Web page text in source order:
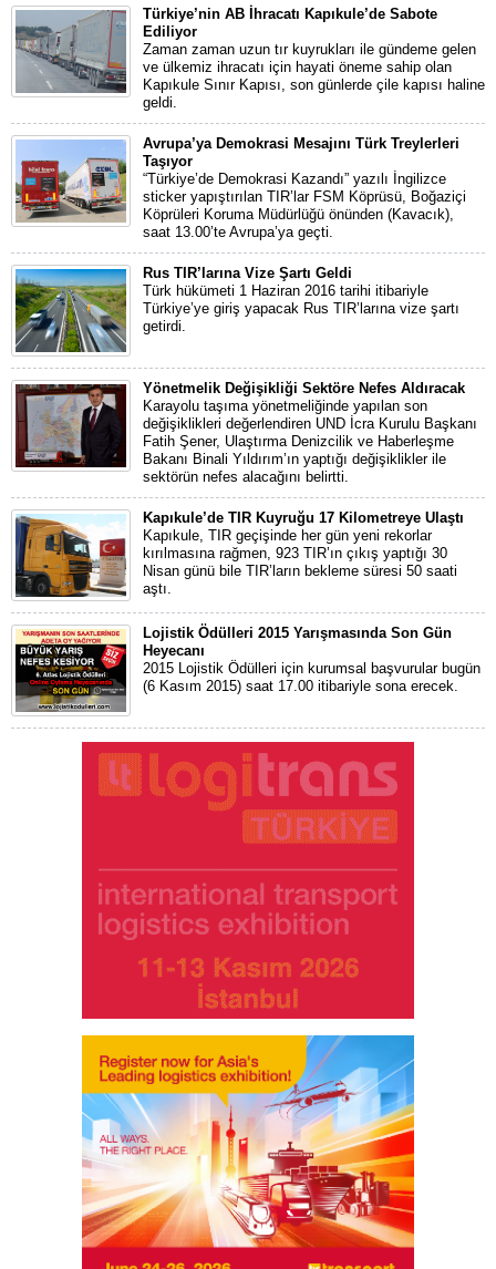
Türkiye’nin AB İhracatı Kapıkule’de Sabote
Ediliyor
Zaman zaman uzun tır kuyrukları ile gündeme gelen
ve ülkemiz ihracatı için hayati öneme sahip olan
Kapıkule Sınır Kapısı, son günlerde çile kapısı haline
geldi.
Avrupa’ya Demokrasi Mesajını Türk Treylerleri
Taşıyor
“Türkiye’de Demokrasi Kazandı” yazılı İngilizce
sticker yapıştırılan TIR’lar FSM Köprüsü, Boğaziçi
Köprüleri Koruma Müdürlüğü önünden (Kavacık),
saat 13.00’te Avrupa’ya geçti.
Rus TIR’larına Vize Şartı Geldi
Türk hükümeti 1 Haziran 2016 tarihi itibariyle
Türkiye’ye giriş yapacak Rus TIR’larına vize şartı
getirdi.
Yönetmelik Değişikliği Sektöre Nefes Aldıracak
Karayolu taşıma yönetmeliğinde yapılan son
değişiklikleri değerlendiren UND İcra Kurulu Başkanı
Fatih Şener, Ulaştırma Denizcilik ve Haberleşme
Bakanı Binali Yıldırım’ın yaptığı değişiklikler ile
sektörün nefes alacağını belirtti.
Kapıkule’de TIR Kuyruğu 17 Kilometreye Ulaştı
Kapıkule, TIR geçişinde her gün yeni rekorlar
kırılmasına rağmen, 923 TIR’ın çıkış yaptığı 30
Nisan günü bile TIR’ların bekleme süresi 50 saati
aştı.
Lojistik Ödülleri 2015 Yarışmasında Son Gün
Heyecanı
2015 Lojistik Ödülleri için kurumsal başvurular bugün
(6 Kasım 2015) saat 17.00 itibariyle sona erecek.